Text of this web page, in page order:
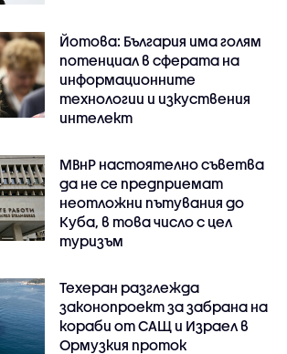
Йотова: България има голям
потенциал в сферата на
информационните
технологии и изкуствения
интелект
МВнР настоятелно съветва
да не се предприемат
неотложни пътувания до
Куба, в това число с цел
туризъм
Техеран разглежда
законопроект за забрана на
кораби от САЩ и Израел в
Ормузкия проток